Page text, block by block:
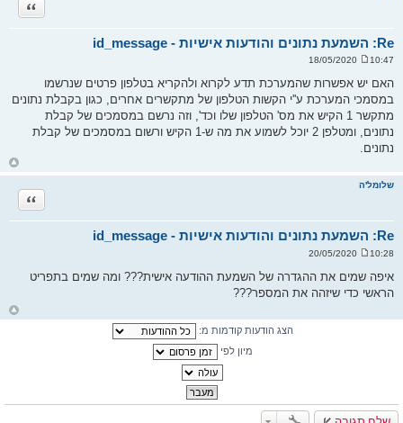
Re: השמעת נתונים והודעות אישיות - id_message
ציטוט
ל
י
ח
ה
10:47 18/05/2020
האם יש אפשרות שהמערכת תדע לקרוא ולהקריא בטלפון פרטים שנרשמו
במסמכי המערכת ע''י הקשות הטלפון של מתקשרים אחרים, כגון בקבלת נתונים
מתקשר 1 הקיש את מס' הטלפון שלו וכד', וזה נרשם במסמכים של קבלת
נתונים, ומטלפן 2 יוכל לשמוע את מה ש-1 הקיש ורשום במסמכים של קבלת
נתונים.
שלומל'ה
Re: השמעת נתונים והודעות אישיות - id_message
ציטוט
ל
י
ח
10:28 20/05/2020
איפה שמים את ההגדרה של השמעת ההודעה אישית??? ומה שמים בתפריט
הראשי כדי שיזהה את המספר???
הצג הודעות קודמות מ:
מיון לפי